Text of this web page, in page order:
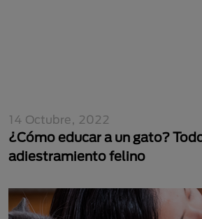
14 Octubre, 2022
¿Cómo educar a un gato?
adiestramiento felino